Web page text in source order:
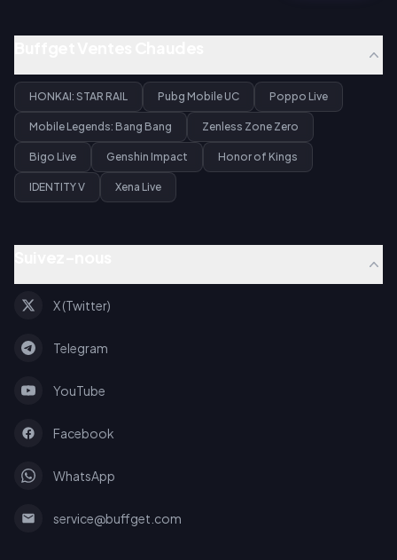
HONKAI: STAR RAIL Pubg Mobile UC Poppo Live
Mobile Legends: Bang Bang Zenless Zone Zero
Bigo Live Genshin Impact Honor of Kings
IDENTITY V Xena Live
X (Twitter)
Telegram
YouTube
Facebook
WhatsApp
service@buffget.com